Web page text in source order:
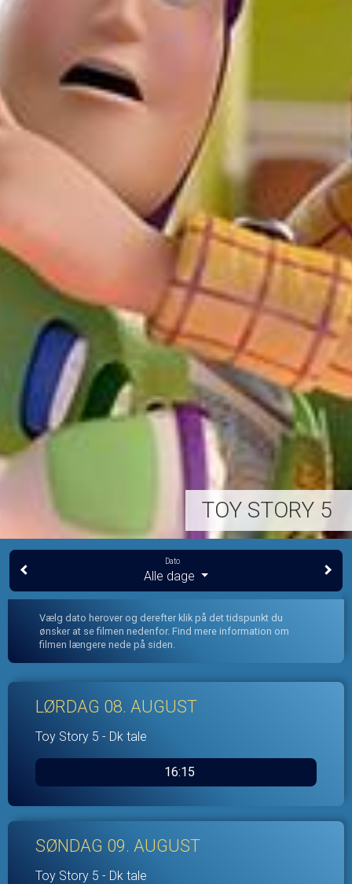
TOY STORY 5
Dato
Alle dage
Vælg dato herover og derefter klik på det tidspunkt du
ønsker at se filmen nedenfor. Find mere information om
filmen længere nede på siden.
LØRDAG 08. AUGUST
Toy Story 5 - Dk tale
16:15
SØNDAG 09. AUGUST
Toy Story 5 - Dk tale